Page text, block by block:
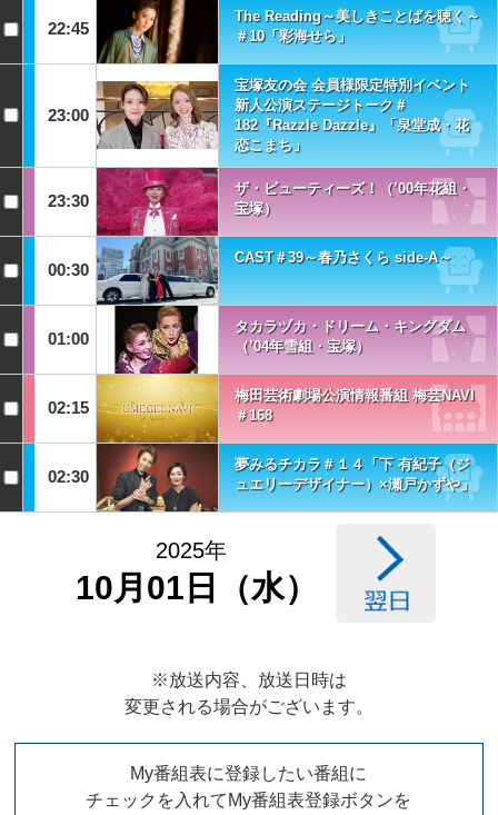
22:45
The Reading～美しきことばを聴く～
＃10「彩海せら」
23:00
宝塚友の会 会員様限定特別イベント
新人公演ステージトーク＃
182『Razzle Dazzle』「泉堂成・花
恋こまち」
23:30
ザ・ビューティーズ！（’00年花組・
宝塚）
00:30
CAST＃39～春乃さくら side-A～
01:00
タカラヅカ・ドリーム・キングダム
（’04年雪組・宝塚）
02:15
梅田芸術劇場公演情報番組 梅芸NAVI
＃168
02:30
夢みるチカラ＃１４「下 有紀子（ジ
ュエリーデザイナー）×瀬戸かずや」
2025年
10月01日（水）
※放送内容、放送日時は
変更される場合がございます。
My番組表に登録したい番組に
チェックを入れてMy番組表登録ボタンを